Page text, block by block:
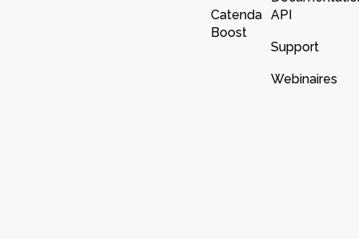
Catenda
Boost
API
Support
Webinaires